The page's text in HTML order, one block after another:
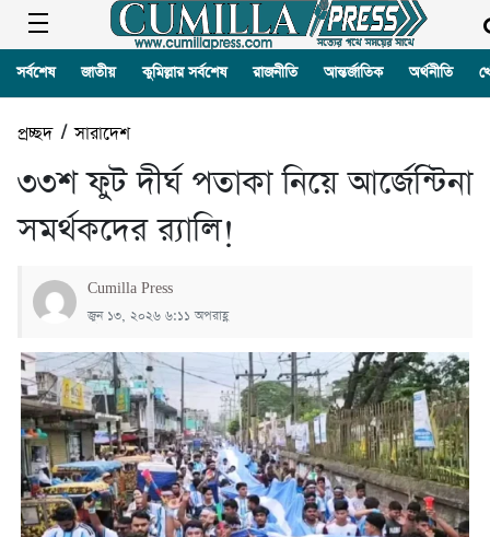
সর্বশেষ জাতীয় কুমিল্লার সর্বশেষ রাজনীতি আন্তর্জাতিক অর্থনীতি
প্রচ্ছদ/সারাদেশ
৩৩শ ফুট দীর্ঘ পতাকা নিয়ে আর্জেন্টিনা
সমর্থকদের র‍্যালি!
Cumilla Press
জুন ১৩, ২০২৬ ৬:১১ অপরাহ্ণ